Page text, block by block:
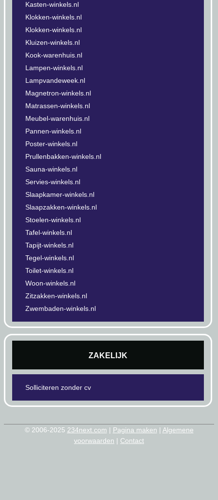
Kasten-winkels.nl
Klokken-winkels.nl
Klokken-winkels.nl
Kluizen-winkels.nl
Kook-warenhuis.nl
Lampen-winkels.nl
Lampvandeweek.nl
Magnetron-winkels.nl
Matrassen-winkels.nl
Meubel-warenhuis.nl
Pannen-winkels.nl
Poster-winkels.nl
Prullenbakken-winkels.nl
Sauna-winkels.nl
Servies-winkels.nl
Slaapkamer-winkels.nl
Slaapzakken-winkels.nl
Stoelen-winkels.nl
Tafel-winkels.nl
Tapijt-winkels.nl
Tegel-winkels.nl
Toilet-winkels.nl
Woon-winkels.nl
Zitzakken-winkels.nl
Zwembaden-winkels.nl
ZAKELIJK
Solliciteren zonder cv
© 2006-2025 234next.com | Pagina maken | Algemene
voorwaarden | Contact